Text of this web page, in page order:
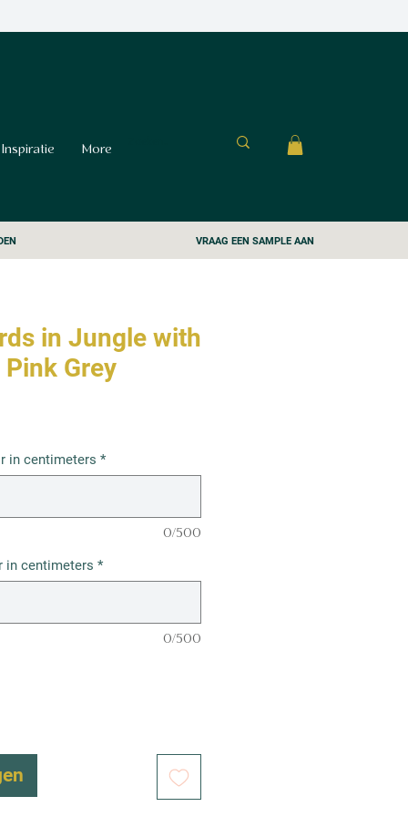
Inspiratie More
VRAAG EEN SAMPLE AAN
in Jungle with
Grey
in centimeters *
0/500
in centimeters *
0/500